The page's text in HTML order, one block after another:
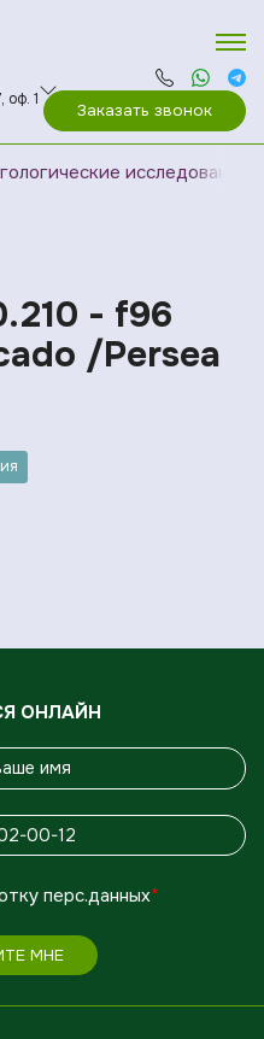
оф. 1
Заказать звонок
исследования
- f96
/Persea
ОНЛАЙН
перс.данных*
МНЕ